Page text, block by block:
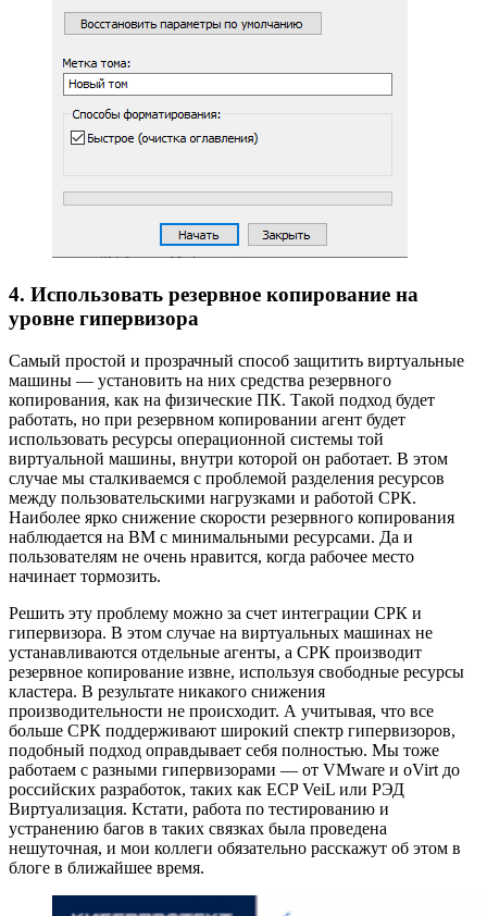
4. Использовать резервное копирование на
уровне гипервизора
Самый простой и прозрачный способ защитить виртуальные
машины — установить на них средства резервного
копирования, как на физические ПК. Такой подход будет
работать, но при резервном копировании агент будет
использовать ресурсы операционной системы той
виртуальной машины, внутри которой он работает. В этом
случае мы сталкиваемся с проблемой разделения ресурсов
между пользовательскими нагрузками и работой СРК.
Наиболее ярко снижение скорости резервного копирования
наблюдается на ВМ с минимальными ресурсами. Да и
пользователям не очень нравится, когда рабочее место
начинает тормозить.
Решить эту проблему можно за счет интеграции СРК и
гипервизора. В этом случае на виртуальных машинах не
устанавливаются отдельные агенты, а СРК производит
резервное копирование извне, используя свободные ресурсы
кластера. В результате никакого снижения
производительности не происходит. А учитывая, что все
больше СРК поддерживают широкий спектр гипервизоров,
подобный подход оправдывает себя полностью. Мы тоже
работаем с разными гипервизорами — от VMware и oVirt до
российских разработок, таких как ECP VeiL или РЭД
Виртуализация. Кстати, работа по тестированию и
устранению багов в таких связках была проведена
нешуточная, и мои коллеги обязательно расскажут об этом в
блоге в ближайшее время.